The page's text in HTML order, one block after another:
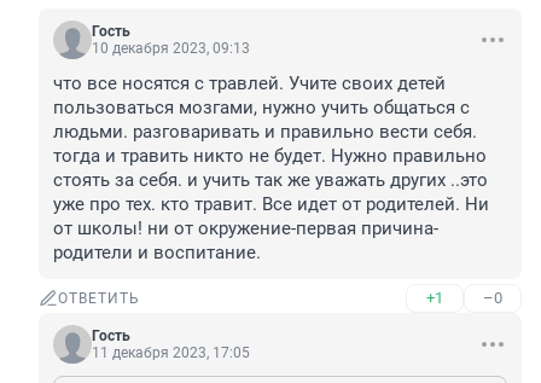
Гость
10 декабря 2023, 09:13
что все носятся с травлей. Учите своих детей
пользоваться мозгами, нужно учить общаться с
людьми. разговаривать и правильно вести себя.
тогда и травить никто не будет. Нужно правильно
стоять за себя. и учить так же уважать других ..это
уже про тех. кто травит. Все идет от родителей. Ни
от школы! ни от окружение-первая причина-
родители и воспитание.
ОТВЕТИТЬ +1 –0
Гость
11 декабря 2023, 17:05